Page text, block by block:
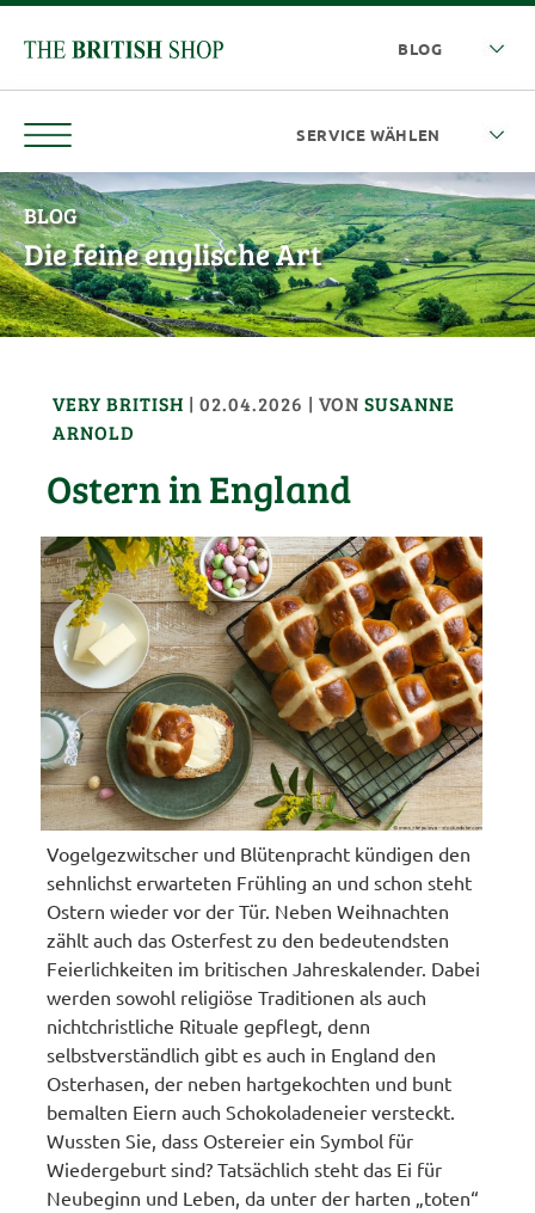
BLOG
Die feine englische Art
VERY BRITISH |02.04.2026 | VONSUSANNE
ARNOLD
Ostern in England
Vogelgezwitscher und Blütenpracht kündigen den
sehnlichst erwarteten Frühling an und schon steht
Ostern wieder vor der Tür. Neben Weihnachten
zählt auch das Osterfest zu den bedeutendsten
Feierlichkeiten im britischen Jahreskalender. Dabei
werden sowohl religiöse Traditionen als auch
nichtchristliche Rituale gepflegt, denn
selbstverständlich gibt es auch in England den
Osterhasen, der neben hartgekochten und bunt
bemalten Eiern auch Schokoladeneier versteckt.
Wussten Sie, dass Ostereier ein Symbol für
Wiedergeburt sind? Tatsächlich steht das Ei für
Neubeginn und Leben, da unter der harten „toten“